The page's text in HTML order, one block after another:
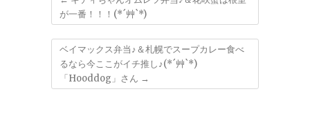
が一番！！！(*´艸`*)
ベイマックス弁当♪＆札幌でスープカレー食べ
るなら今ここがイチ推し♪(*´艸`*)
「Hooddog」さん →